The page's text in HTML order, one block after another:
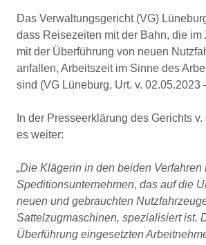
Das Verwaltungsgericht (VG)
dass Reisezeiten mit der Bahn, die im
mit der Überführung von neuen
anfallen, Arbeitszeit im Sinne des
sind (VG Lüneburg, Urt. v. 02.05.2023
In der Presseerklärung des Gerichts
es weiter:
„Die Klägerin in den beiden Verfahren
Speditionsunternehmen, das auf die
neuen und gebrauchten
Sattelzugmaschinen, spezialisiert ist.
Überführung eingesetzten